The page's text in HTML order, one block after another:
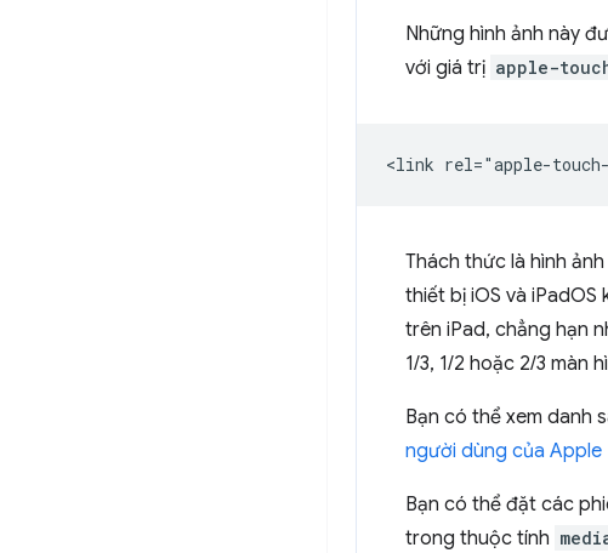
Những hình ảnh này
với giá trị apple-
Thách thức là hình
thiết bị iOS và
trên iPad, chẳng hạn
1/3, 1/2 hoặc 2/3 màn
Bạn có thể xem danh
người dùng của Apple
Bạn có thể đặt các
trong thuộc tính